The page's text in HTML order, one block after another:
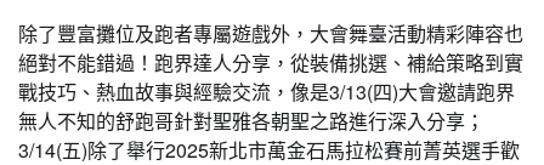
除了豐富攤位及跑者專屬遊戲外，大會舞臺活動精彩陣容也
絕對不能錯過！跑界達人分享，從裝備挑選、補給策略到實
戰技巧、熱血故事與經驗交流，像是3/13(四)大會邀請跑界
無人不知的舒跑哥針對聖雅各朝聖之路進行深入分享；
3/14(五)除了舉行2025新北市萬金石馬拉松賽前菁英選手歡